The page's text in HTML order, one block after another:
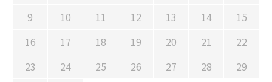
9
10 11 12 13 14
15
16
17 18 19 20 21
22
23
24 25 26 27 28
29